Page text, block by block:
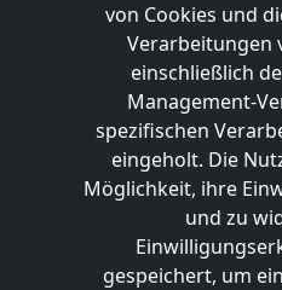
von Cookies und
Verarbeitungen
einschließlich
Management-
spezifischen
eingeholt. Die
Möglichkeit, ihre
und zu
gespeichert, um